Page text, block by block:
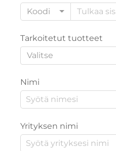
Koodi
Tarkoitetut tuotteet
Valitse
Nimi
Yrityksen nimi